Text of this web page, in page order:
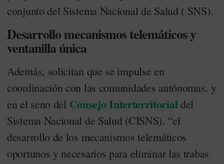
conjunto del Sistema Nacional de Salud ( SNS).
Desarrollo mecanismos telemáticos y
ventanilla única
Además, solicitan que se impulse en
coordinación con las comunidades autónomas, y
en el seno del Consejo Interterritorial del
Sistema Nacional de Salud (CISNS), “el
desarrollo de los mecanismos telemáticos
oportunos y necesarios para eliminar las trabas